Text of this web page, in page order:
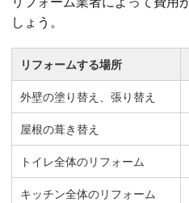
しょう。
リフォームする場所
外壁の塗り替え、張り替え
屋根の葺き替え
トイレ全体のリフォーム
キッチン全体のリフォーム